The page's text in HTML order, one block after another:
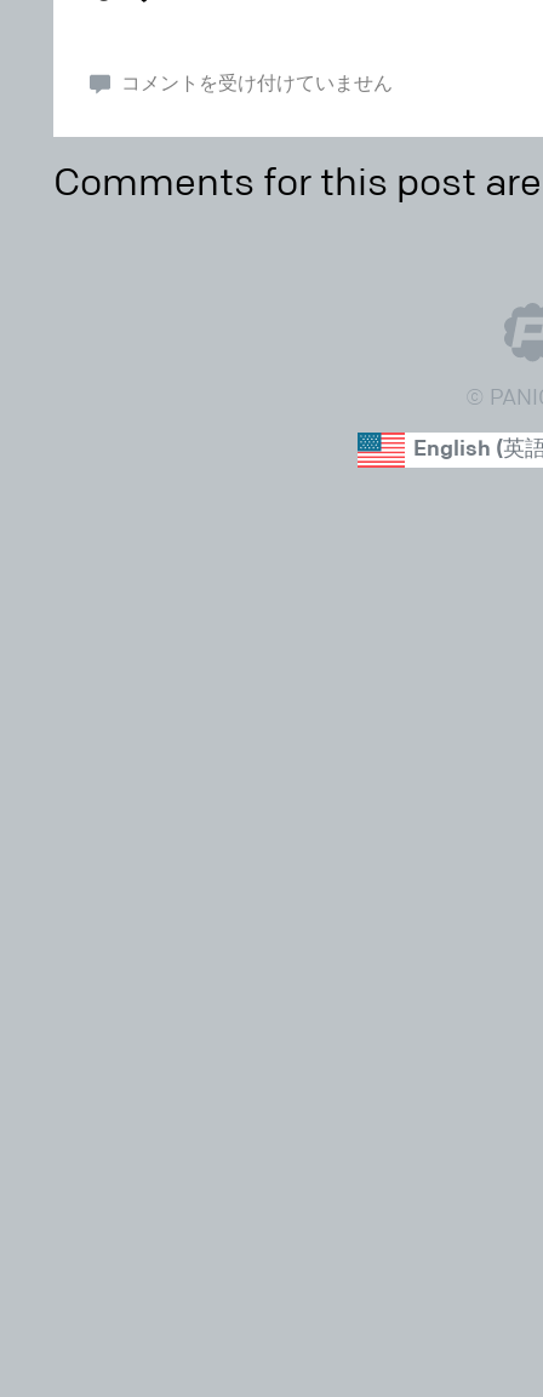
コメントを受け付けていません
Comments for this post
©
English (英